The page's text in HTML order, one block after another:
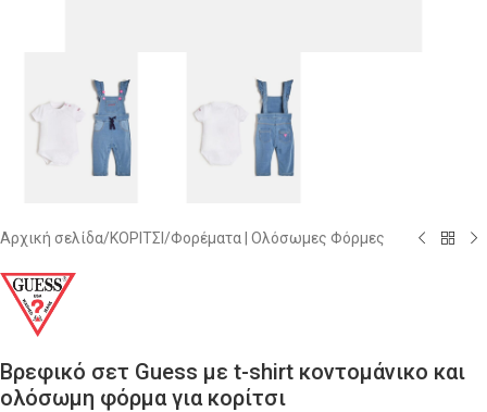
Αρχική σελίδα/ΚΟΡΙΤΣΙ /Φορέματα | Ολόσωμες Φόρμες
Βρεφικό σετ Guess με t-shirt κοντομάνικο και
ολόσωμη φόρμα για κορίτσι